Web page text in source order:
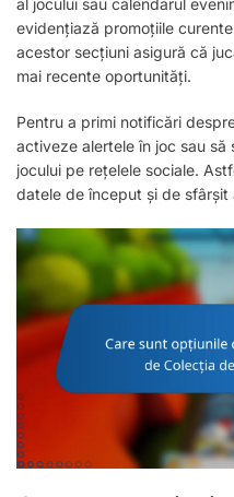
al jocului sau calendarul
evidențiază promoțiile
acestor secțiuni asigură că
mai recente oportunități.
Pentru a primi notificări
activeze alertele în joc sau să
jocului pe rețelele sociale.
datele de început și de